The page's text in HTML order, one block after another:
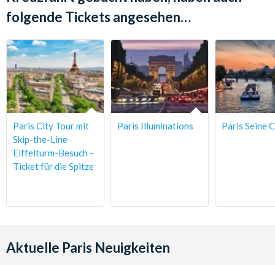
Stornierungsbedingungen:Kostenlose Stornierung für
Anbieter storniert werden. Bei Stornierungen innerhalb von
5 Tagen vor dem Tourdatum erfolgt keine Rückerstattung.
folgende Tickets angesehen…
Paris City Tour mit
Skip-the-Line
Eiffelturm-Besuch -
Ticket für die Spitze
Paris Illuminations Paris Seine
Aktuelle Paris Neuigkeiten